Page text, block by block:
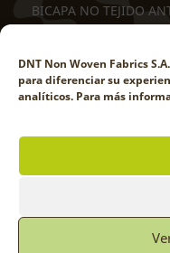
DNT Non Woven Fabrics
para diferenciar su
analíticos. Para más
BICAPA NO TEJIDO
ANTIVARETAS BICAPA
FUNDA TUBULAR
MANTA TÉRMICA
CUBRESUELOS
CUBREMACETAS
© DNT